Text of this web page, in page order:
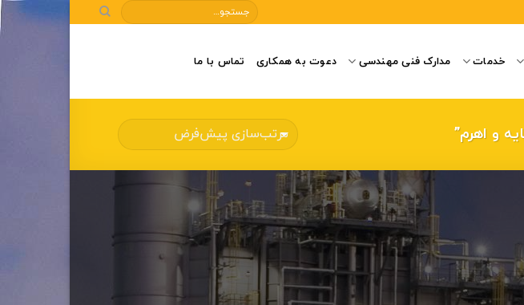
خدمات مدارک فنی مهندسی دعوت به همکاری تماس با ما